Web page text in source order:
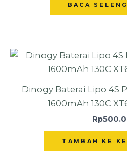
BACA
Dinogy Baterai Lipo 4S
1600mAh 130C
Rp
TAMBAH KE